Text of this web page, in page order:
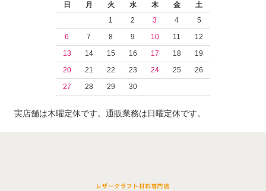
日
月 火 水 木 金
土
1
2 3 4
5
6
7 8 9 10 11
12
13
14 15 16 17 18
19
20
21 22 23 24 25
26
27
28 29 30
実店舗は木曜定休です。通販業務は日曜定休です。